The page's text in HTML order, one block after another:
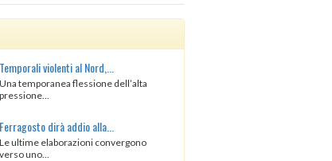
Temporali violenti al Nord,...
Una temporanea flessione dell’alta
pressione...
Ferragosto dirà addio alla...
Le ultime elaborazioni convergono
verso uno...